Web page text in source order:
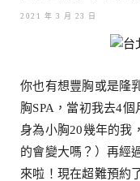
2021 年 3 月 23 日
你也有想豐胸或是隆
胸SPA，當初我去4個
身為小胸20幾年的我
的會變大嗎？）再經
來啦！現在超難預約